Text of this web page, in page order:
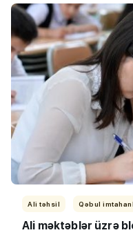
Ali təhsil Qəbul
Ali məktəblər üzrə